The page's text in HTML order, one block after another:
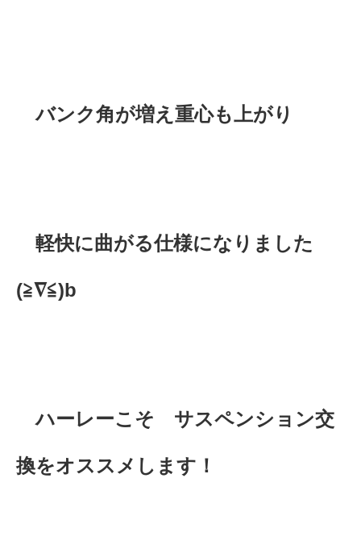
バンク角が増え重心も上がり
軽快に曲がる仕様になりました
(≧∇≦)b
ハーレーこそ サスペンション交
換をオススメします！